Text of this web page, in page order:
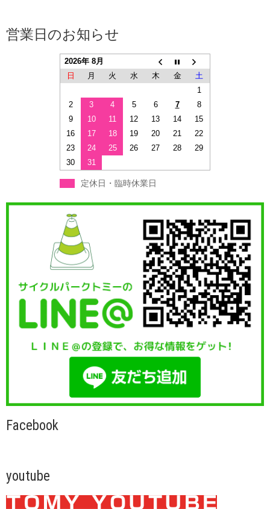
営業日のお知らせ
2026年 8月
日
月 火 水 木 金
土
1
2
3 4 5 6 7
8
9
10 11 12 13 14
15
16
17 18 19 20 21
22
23
24 25 26 27 28
29
30
31
定休日・臨時休業日
Facebook
youtube